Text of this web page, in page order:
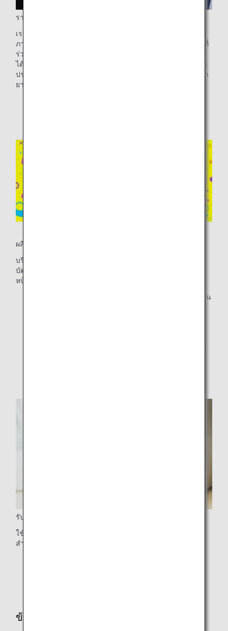
รายการที่มีเฉพาะในเที่ยวบิน
เรามีสินค้ารุ่นลิมิเต็ดอิดิชั่นที่จำหน่ายเฉพาะการซื้อสินค้าปลอด
ภาษีในเที่ยวบินเท่านั้น ซึ่งรวมถึงผลิตภัณฑ์แบบฉบับของ ANA ที่
ร่วมพัฒนาร่วมกับแบรนด์ชั้นนำ และผลิตภัณฑ์จำนวนมากที่ไม่
ได้มีจำหน่ายในประเทศญี่ปุ่น ผลิตภัณฑ์ก่อนการวางจำหน่ายใน
ประเทศญี่ปุ่น ผลิตภัณฑ์ที่ขายในจำนวนจำกัด และผลิตภัณฑ์หา
ยากอื่นๆ พร้อมจำหน่ายเช่นกัน
ผลิตภัณฑ์ที่สั่งซื้อล่วงหน้าสำหรับการรับในเที่ยวบิน
บริการสั่งซื้อสินค้าล่วงหน้าของเรา ให้ผู้โดยสารที่จองและซื้อ
บัตรโดยสารสามารถสั่งซื้อผลิตภัณฑ์บนเว็บไซต์ของเราได้ล่วง
หน้าและชำระเงินค่าสินค้าบนเครื่อง
ผลิตภัณฑ์ทั้งหมดมีจำหน่ายแม้แก่ผู้โดยสารที่เดินทางในเส้น
รับไมล์สะสมขณะซื้อสินค้า
ใช้บัตร ANA ของท่านเพื่อชำระเงินและรับไมล์สะสม 1 ไมล์
สำหรับทุก 100 เยนที่ท่านใช้จ่ายผ่านบัตร
ข้อมูลการติดต่อสำหรับคำถามเกี่ยวกับ